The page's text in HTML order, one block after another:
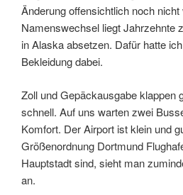
Änderung offensichtlich noch
Namenswechsel liegt Jahrzehnte
in Alaska absetzen. Dafür hatte
Bekleidung dabei.
Zoll und Gepäckausgabe klappen
schnell. Auf uns warten zwei
Komfort. Der Airport ist klein und
Größenordnung Dortmund
Hauptstadt sind, sieht man
an.